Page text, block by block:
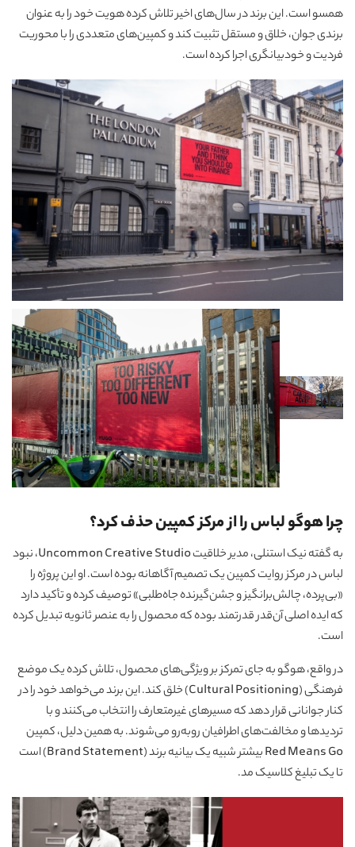
همسو است. این برند در سال‌های اخیر تلاش کرده هویت خود را به عنوان
برندی جوان، خلاق و مستقل تثبیت کند و کمپین‌های متعددی را با محوریت
فردیت و خودبیانگری اجرا کرده است.
چرا هوگو لباس را از مرکز کمپین حذف کرد؟
به گفته نیک استنلی، مدیر خلاقیت Uncommon Creative Studio، نبود
لباس در مرکز روایت کمپین یک تصمیم آگاهانه بوده است. او این پروژه را
«بی‌پرده، چالش‌برانگیز و جشن‌گیرنده جاه‌طلبی» توصیف کرده و تأکید دارد
که ایده اصلی آن‌قدر قدرتمند بوده که محصول را به عنصر ثانویه تبدیل کرده
است.
در واقع، هوگو به جای تمرکز بر ویژگی‌های محصول، تلاش کرده یک موضع
فرهنگی (Cultural Positioning) خلق کند. این برند می‌خواهد خود را در
کنار جوانانی قرار دهد که مسیرهای غیرمتعارف را انتخاب می‌کنند و با
تردیدها و مخالفت‌های اطرافیان روبه‌رو می‌شوند. به همین دلیل، کمپین
Red Means Go بیشتر شبیه یک بیانیه برند (Brand Statement) است
تا یک تبلیغ کلاسیک مد.